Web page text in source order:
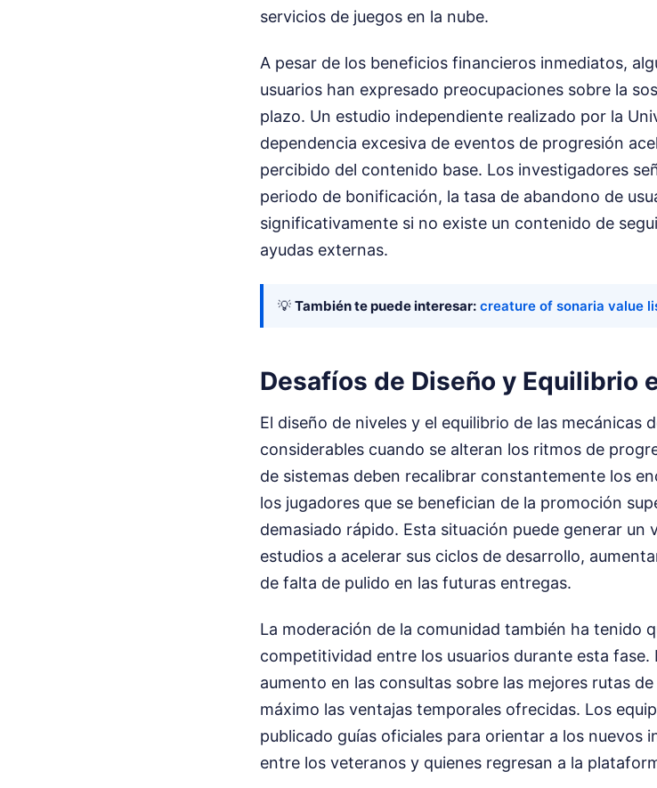
servicios de juegos en la nube.
A pesar de los beneficios financieros inmediatos,
usuarios han expresado preocupaciones sobre la
plazo. Un estudio independiente realizado por la
dependencia excesiva de eventos de progresión
percibido del contenido base. Los investigadores
periodo de bonificación, la tasa de abandono de
significativamente si no existe un contenido de
ayudas externas.
💡 También te puede interesar: creature of sonaria value
Desafíos de Diseño y Equilibrio
El diseño de niveles y el equilibrio de las mecánicas
considerables cuando se alteran los ritmos de
de sistemas deben recalibrar constantemente los
los jugadores que se benefician de la promoción
demasiado rápido. Esta situación puede generar un
estudios a acelerar sus ciclos de desarrollo,
de falta de pulido en las futuras entregas.
La moderación de la comunidad también ha tenido
competitividad entre los usuarios durante esta
aumento en las consultas sobre las mejores rutas
máximo las ventajas temporales ofrecidas. Los
publicado guías oficiales para orientar a los nuevos
entre los veteranos y quienes regresan a la